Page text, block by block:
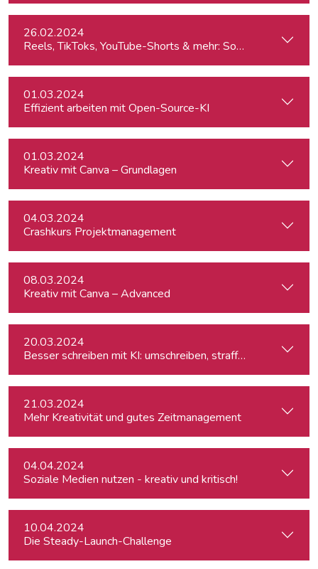
26.02.2024
Reels, TikToks, YouTube-Shorts & mehr: Social Media-
01.03.2024
Effizient arbeiten mit Open-Source-KI
01.03.2024
Kreativ mit Canva – Grundlagen
04.03.2024
Crashkurs Projektmanagement
08.03.2024
Kreativ mit Canva – Advanced
20.03.2024
Besser schreiben mit KI: umschreiben, straffen, redigieren
21.03.2024
Mehr Kreativität und gutes Zeitmanagement
04.04.2024
Soziale Medien nutzen - kreativ und kritisch!
10.04.2024
Die Steady-Launch-Challenge